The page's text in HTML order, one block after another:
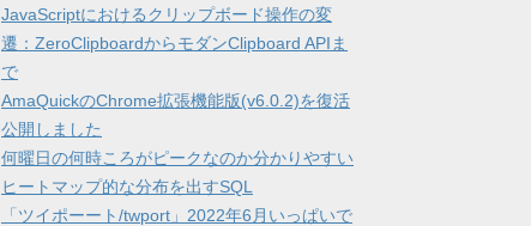
JavaScriptにおけるクリップボード操作の変
遷：ZeroClipboardからモダンClipboard APIま
で
AmaQuickのChrome拡張機能版(v6.0.2)を復活
公開しました
何曜日の何時ころがピークなのか分かりやすい
ヒートマップ的な分布を出すSQL
「ツイポーート/twport」2022年6月いっぱいで